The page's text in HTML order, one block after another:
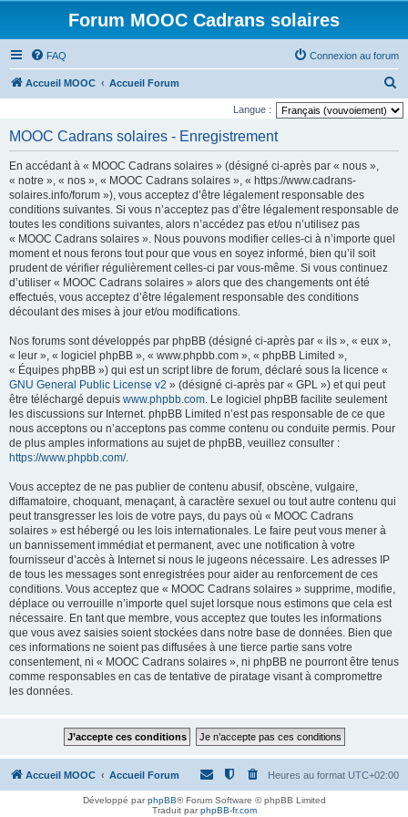
Forum MOOC Cadrans solaires
FAQ Connexion au forum
Accueil MOOC Accueil Forum
e
Langue :
MOOC Cadrans solaires - Enregistrement
En accédant à « MOOC Cadrans solaires » (désigné ci-après par « nous »,
« notre », « nos », « MOOC Cadrans solaires », « https://www.cadrans-
solaires.info/forum »), vous acceptez d’être légalement responsable des
conditions suivantes. Si vous n’acceptez pas d’être légalement responsable de
toutes les conditions suivantes, alors n’accédez pas et/ou n’utilisez pas
« MOOC Cadrans solaires ». Nous pouvons modifier celles-ci à n’importe quel
moment et nous ferons tout pour que vous en soyez informé, bien qu’il soit
prudent de vérifier régulièrement celles-ci par vous-même. Si vous continuez
d’utiliser « MOOC Cadrans solaires » alors que des changements ont été
effectués, vous acceptez d’être légalement responsable des conditions
découlant des mises à jour et/ou modifications.
Nos forums sont développés par phpBB (désigné ci-après par « ils », « eux »,
« leur », « logiciel phpBB », « www.phpbb.com », « phpBB Limited »,
« Équipes phpBB ») qui est un script libre de forum, déclaré sous la licence «
GNU General Public License v2 » (désigné ci-après par « GPL ») et qui peut
être téléchargé depuis www.phpbb.com. Le logiciel phpBB facilite seulement
les discussions sur Internet. phpBB Limited n’est pas responsable de ce que
nous acceptons ou n’acceptons pas comme contenu ou conduite permis. Pour
de plus amples informations au sujet de phpBB, veuillez consulter :
https://www.phpbb.com/.
Vous acceptez de ne pas publier de contenu abusif, obscène, vulgaire,
diffamatoire, choquant, menaçant, à caractère sexuel ou tout autre contenu qui
peut transgresser les lois de votre pays, du pays où « MOOC Cadrans
solaires » est hébergé ou les lois internationales. Le faire peut vous mener à
un bannissement immédiat et permanent, avec une notification à votre
fournisseur d’accès à Internet si nous le jugeons nécessaire. Les adresses IP
de tous les messages sont enregistrées pour aider au renforcement de ces
conditions. Vous acceptez que « MOOC Cadrans solaires » supprime, modifie,
déplace ou verrouille n’importe quel sujet lorsque nous estimons que cela est
nécessaire. En tant que membre, vous acceptez que toutes les informations
que vous avez saisies soient stockées dans notre base de données. Bien que
ces informations ne soient pas diffusées à une tierce partie sans votre
consentement, ni « MOOC Cadrans solaires », ni phpBB ne pourront être tenus
comme responsables en cas de tentative de piratage visant à compromettre
les données.
Accueil MOOC Accueil Forum Heures au format UTC+02:00
Développé parphpBB® Forum Software © phpBB Limited
Traduit parphpBB-fr.com